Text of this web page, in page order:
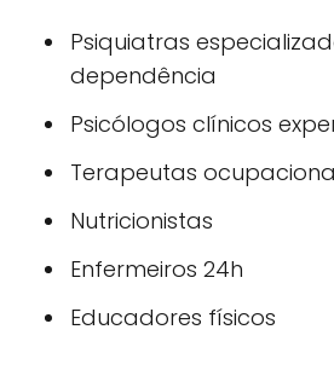
Psiquiatras
dependência
Psicólogos clínicos
Terapeutas
Nutricionistas
Enfermeiros 24h
Educadores físicos